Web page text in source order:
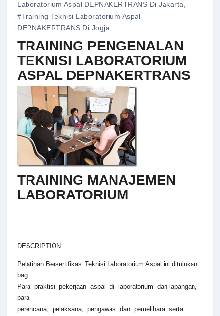
Laboratorium Aspal DEPNAKERTRANS Di Jakarta,
#training Teknisi Laboratorium Aspal
DEPNAKERTRANS Di Jogja
TRAINING PENGENALAN
TEKNISI LABORATORIUM
ASPAL DEPNAKERTRANS
TRAINING MANAJEMEN
LABORATORIUM
DESCRIPTION
Pelatihan Bersertifikasi Teknisi Laboratorium Aspal ini ditujukan
bagi
Para praktisi pekerjaan aspal di laboratorium dan lapangan,
para
perencana, pelaksana, pengawas dan pemelihara serta